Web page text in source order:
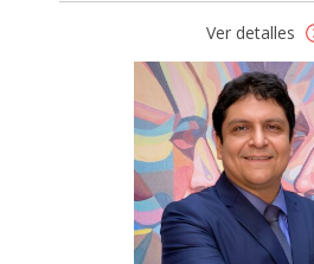
Ver detalles